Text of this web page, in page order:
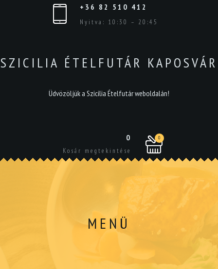
+36 82 510 412
Nyitva: 10:30 – 20:45
SZICILIA ÉTELFUTÁR KAPOSVÁR
Üdvözöljük a Szicilia Ételfutár weboldalán!
0
Kosár megtekintése
0
MENÜ